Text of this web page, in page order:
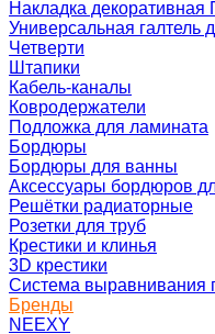
Накладка декоративная
Универсальная галтель
Четверти
Штапики
Кабель-каналы
Ковродержатели
Подложка для ламината
Бордюры
Бордюры для ванны
Аксессуары бордюров
Решётки радиаторные
Розетки для труб
Крестики и клинья
3D крестики
Система выравнивания
Бренды
NEEXY